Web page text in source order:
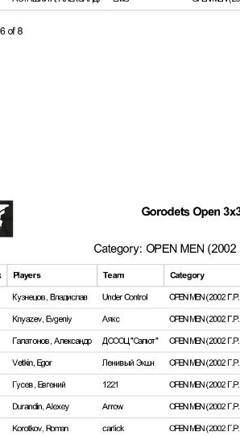
Kundtjänst 24/7.
reseptfritt
fra Norsk Lege, men vær
langvarig ereksjon.
at kunne byde dig velkommen på dit nye
nettet.
peut être très dévastateur pour les hommes
kamagra sin receta en la farmacia. Viagra
accesso all'acquisto di Propecia (finasteride)
dal comfort.